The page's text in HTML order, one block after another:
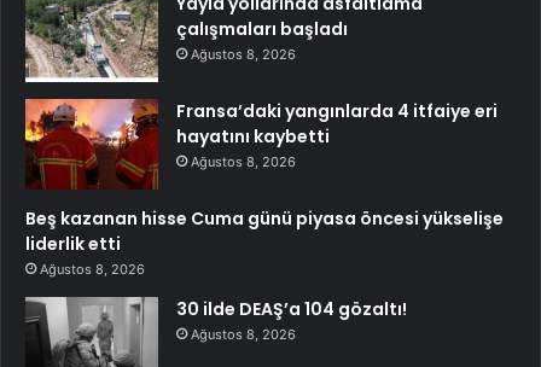
çalışmaları başladı
Ağustos 8, 2026
Fransa’daki yangınlarda 4 itfaiye eri
hayatını kaybetti
Ağustos 8, 2026
Beş kazanan hisse Cuma günü piyasa öncesi yükselişe
liderlik etti
Ağustos 8, 2026
30 ilde DEAŞ’a 104 gözaltı!
Ağustos 8, 2026